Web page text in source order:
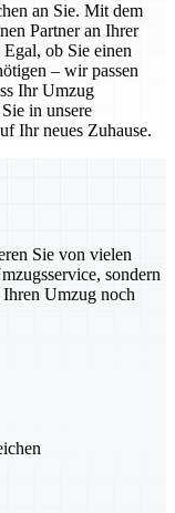
an Sie. Mit dem
Partner an Ihrer
ob Sie einen
– wir passen
Ihr Umzug
in unsere
Ihr neues Zuhause.
Sie von vielen
sondern
Umzug noch